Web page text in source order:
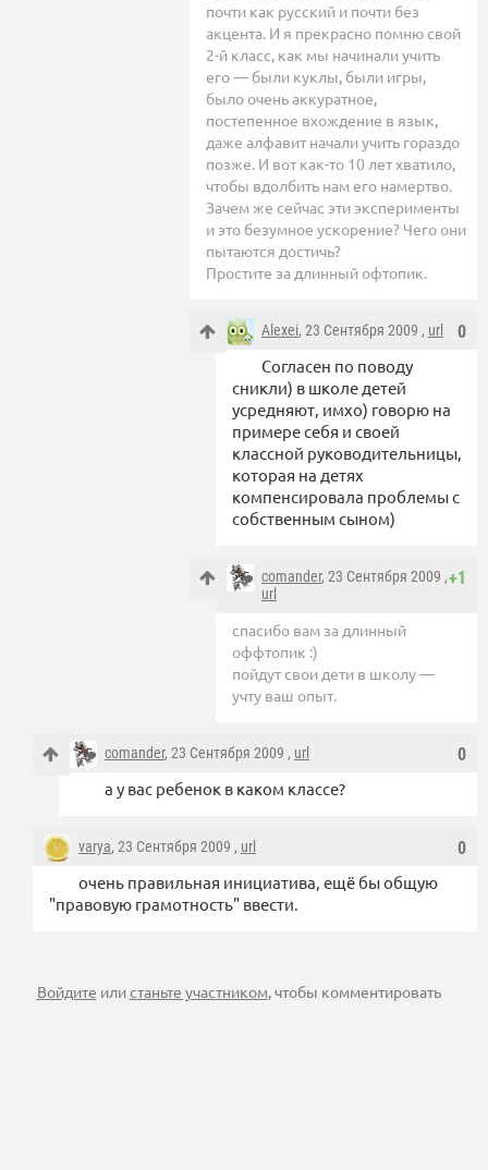
почти как русский и почти без
акцента. И я прекрасно помню свой
2-й класс, как мы начинали учить
его — были куклы, были игры,
было очень аккуратное,
постепенное вхождение в язык,
даже алфавит начали учить гораздо
позже. И вот как-то 10 лет хватило,
чтобы вдолбить нам его намертво.
Зачем же сейчас эти эксперименты
и это безумное ускорение? Чего они
пытаются достичь?
Простите за длинный офтопик.
0
Alexei, 23 Сентября 2009 , url
Согласен по поводу
сникли) в школе детей
усредняют, имхо) говорю на
примере себя и своей
классной руководительницы,
которая на детях
компенсировала проблемы с
собственным сыном)
+1
comander, 23 Сентября 2009 ,
url
спасибо вам за длинный
оффтопик :)
пойдут свои дети в школу —
учту ваш опыт.
0
comander, 23 Сентября 2009 , url
а у вас ребенок в каком классе?
0
varya, 23 Сентября 2009 , url
очень правильная инициатива, ещё бы общую
"правовую грамотность" ввести.
Войдите илистаньте участником, чтобы комментировать